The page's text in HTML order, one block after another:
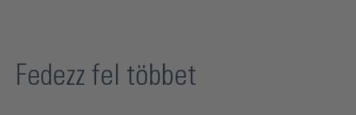
Fedezz fel többet